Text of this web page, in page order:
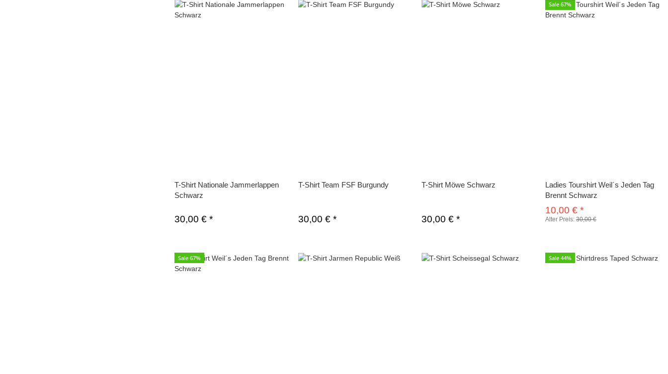
T-Shirt Nationale Jammerlappen
Schwarz
30,00 € *
T-Shirt Team FSF Burgundy
30,00 € *
T-Shirt Möwe Schwarz
30,00 €*
Sale 67%
Ladies Tourshirt Weil´s Jeden Tag
Brennt Schwarz
10,00 € *
Alter Preis: 30,00 €
Sale 67% Sale 44%